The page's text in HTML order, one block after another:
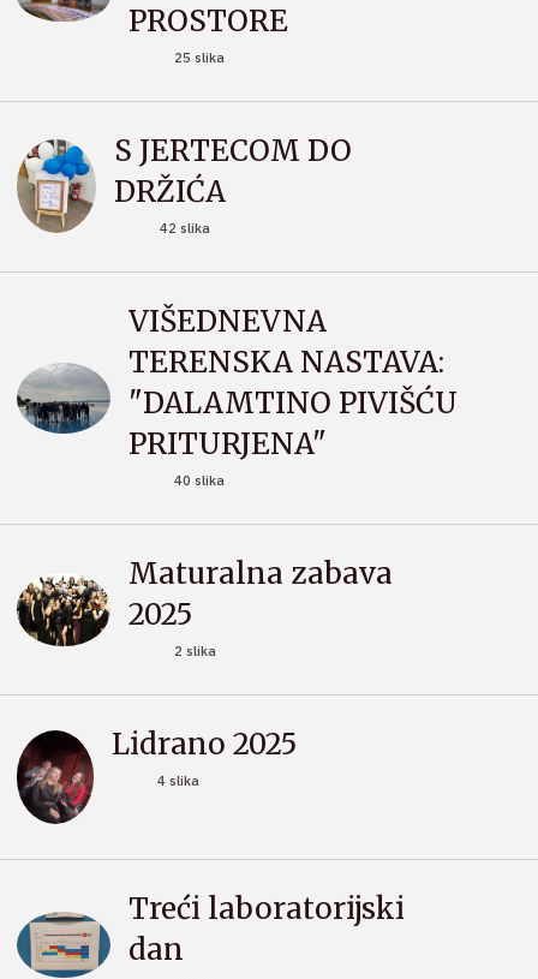
PROSTORE
25 slika
S JERTECOM DO
DRŽIĆA
42 slika
VIŠEDNEVNA
TERENSKA NASTAVA:
"DALAMTINO PIVIŠĆU
PRITURJENA"
40 slika
Maturalna zabava
2025
2 slika
Lidrano 2025
4 slika
Treći laboratorijski
dan